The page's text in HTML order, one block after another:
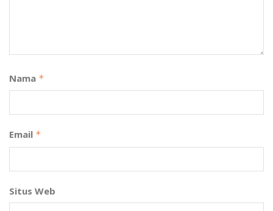
Nama *
Email *
Situs Web